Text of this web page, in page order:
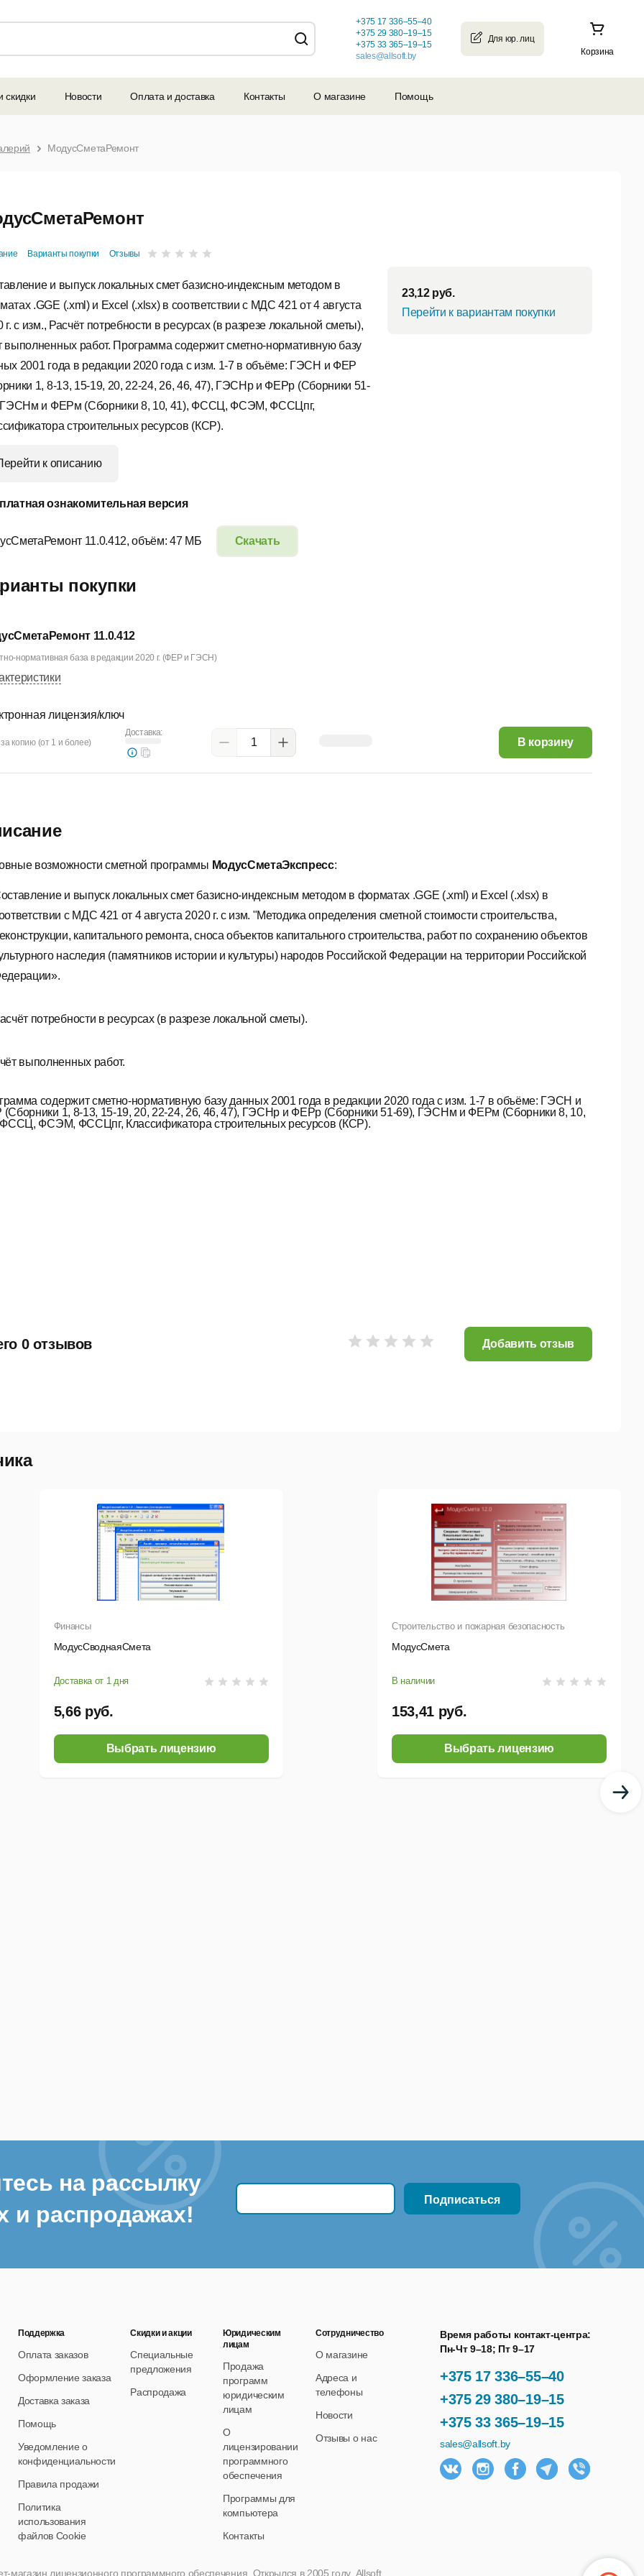
Корзина
+375 17 336–55–40
+375 29 380–19–15
+375 33 365–19–15
sales@allsoft.by
скидки Новости Оплата и доставка Контакты О магазине Помощь
МодусСметаРемонт
Варианты покупки Отзывы
и выпуск локальных смет базисно-индексным методом в
.GGE (.xml) и Excel (.xlsx) в соответствии с МДС 421 от 4 августа
г. с изм., Расчёт потребности в ресурсах (в разрезе локальной сметы),
выполненных работ. Программа содержит сметно-нормативную базу
2001 года в редакции 2020 года с изм. 1-7 в объёме: ГЭСН и ФЕР
1, 8-13, 15-19, 20, 22-24, 26, 46, 47), ГЭСНр и ФЕРр (Сборники 51-
ГЭСНм и ФЕРм (Сборники 8, 10, 41), ФССЦ, ФСЭМ, ФССЦпг,
строительных ресурсов (КСР).
к описанию
23,12руб.
Перейти к вариантам покупки
ознакомительная версия
Скачать
11.0.412, объём: 47 МБ
возможности сметной программы МодусСметаЭкспресс:
и выпуск локальных смет базисно-индексным методом в форматах .GGE (.xml) и Excel (.xlsx) в
с МДС 421 от 4 августа 2020 г. с изм. "Методика определения сметной стоимости строительства,
капитального ремонта, сноса объектов капитального строительства, работ по сохранению объектов
наследия (памятников истории и культуры) народов Российской Федерации на территории Российской
потребности в ресурсах (в разрезе локальной сметы).
выполненных работ.
содержит сметно-нормативную базу данных 2001 года в редакции 2020 года с изм. 1-7 в объёме: ГЭСН и
1, 8-13, 15-19, 20, 22-24, 26, 46, 47), ГЭСНр и ФЕРр (Сборники 51-69), ГЭСНм и ФЕРм (Сборники 8, 10,
ФСЭМ, ФССЦпг, Классификатора строительных ресурсов (КСР).
покупки
11.0.412
нормативная база в редакции 2020 г. (ФЕР и ГЭСН)
лицензия/ключ
копию (от 1 и более)
Доставка:
В корзину
0 отзывов Добавить отзыв
Финансы
МодусСводнаяСмета
Доставка от 1 дня
5,66 руб.
Выбрать лицензию
Строительство и пожарная безопасность
МодусСмета
В наличии
153,41 руб.
Выбрать лицензию
на рассылку
и распродажах!
+375 17 336–55–40
+375 29 380–19–15
+375 33 365–19–15
Время работы контакт-центра:
Пн-Чт 9–18; Пт 9–17
sales@allsoft.by
Поддержка
Оплата заказов
Оформление заказа
Доставка заказа
Помощь
Уведомление о
конфиденциальности
Правила продажи
Политика
использования
файлов Cookie
Скидки и акции
Специальные
предложения
Распродажа
Юридическим
лицам
Продажа
программ
юридическим
лицам
О
лицензировании
программного
обеспечения
Программы для
компьютера
Контакты
Сотрудничество
О магазине
Адреса и
телефоны
Новости
Отзывы о нас
магазин лицензионного программного обеспечения. Открылся в 2005 году. Allsoft